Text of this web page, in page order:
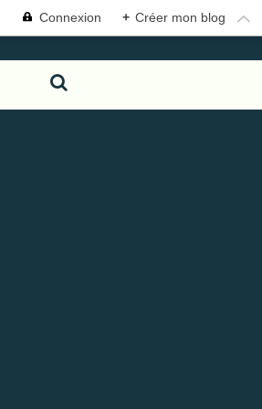
Connexion + Créer mon blog